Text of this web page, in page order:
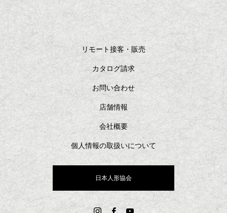
リモート接客・販売
カタログ請求
お問い合わせ
店舗情報
会社概要
個人情報の取扱いについて
日本人形協会